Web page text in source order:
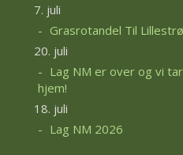
7. juli
Grasrotandel Til
20. juli
Lag NM er over og vi
hjem!
18. juli
Lag NM 2026